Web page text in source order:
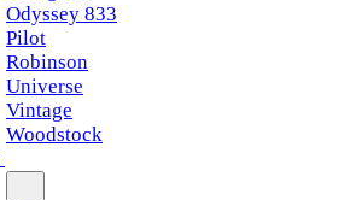
Odyssey 833
Pilot
Robinson
Universe
Vintage
Woodstock